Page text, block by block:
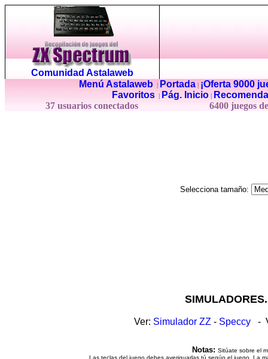
Comunidad Astalaweb
Menú Astalaweb| Portada|
¡Oferta 9000
Favoritos
Pág. Inicio
37 usuarios conectados
6400 juegos
Selecciona tamaño:
Ver: Simulador ZZ - Speccy -
Notas: Sitúate sobre el
Las teclas del juego debes averiguarlas tú según el juego. La